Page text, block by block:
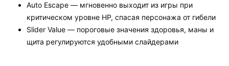
Auto Escape — мгновенно выходит из игры при
критическом уровне HP, спасая персонажа от гибели
Slider Value — пороговые значения здоровья, маны и
щита регулируются удобными слайдерами